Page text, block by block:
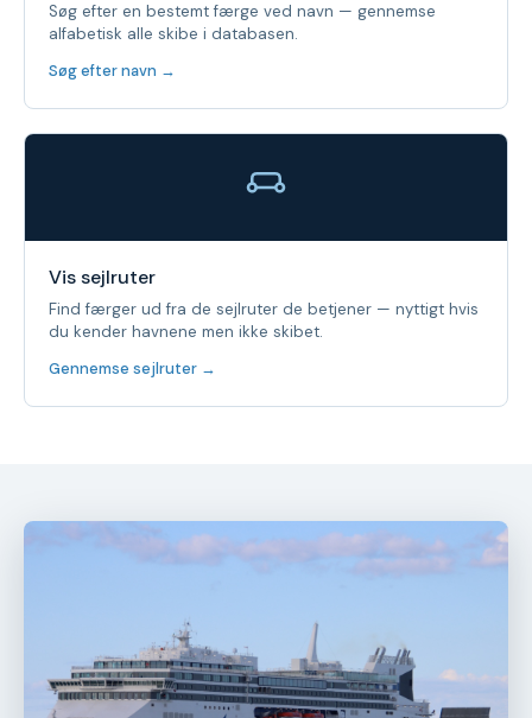
Søg efter en bestemt færge ved navn — gennemse
alfabetisk alle skibe i databasen.
Søg efter navn →
Vis sejlruter
Find færger ud fra de sejlruter de betjener — nyttigt hvis
du kender havnene men ikke skibet.
Gennemse sejlruter →